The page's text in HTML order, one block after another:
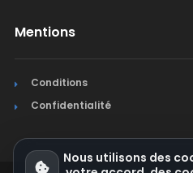
Mentions
Conditions
Confidentialité
Nous utilisons des